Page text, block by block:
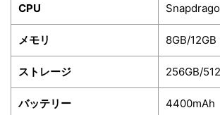
CPU
メモリ 8GB/12GB
ストレージ 256GB/
バッテリー 4400mAh